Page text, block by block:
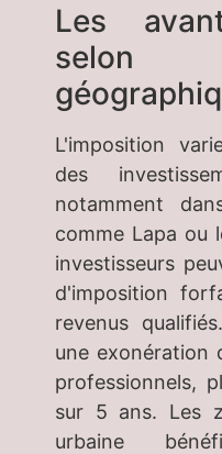
Les
selon
L'imposition
des
notamment
comme Lapa ou
investisseurs
d'imposition
revenus
une exonération
professionnels,
sur 5 ans. Les
urbaine